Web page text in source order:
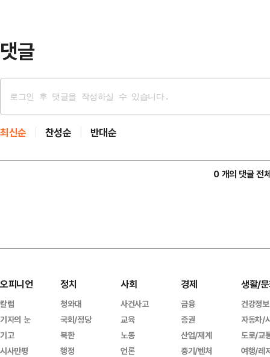
댓글
최신순 찬성순 반대순
0 개의 댓글 전
오피니언
칼럼
기자의 눈
기고
시사만평
정치
청와대
국회/정당
북한
행정
사회
사건사고
교육
노동
언론
경제
금융
증권
산업/재계
중기/벤처
생활/
건강정보
자동차/
도로/교
여행/레